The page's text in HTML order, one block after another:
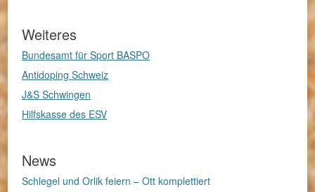
Weiteres
Bundesamt für Sport BASPO
Antidoping Schweiz
J&S Schwingen
Hilfskasse des ESV
News
Schlegel und Orlik feiern – Ott komplettiert